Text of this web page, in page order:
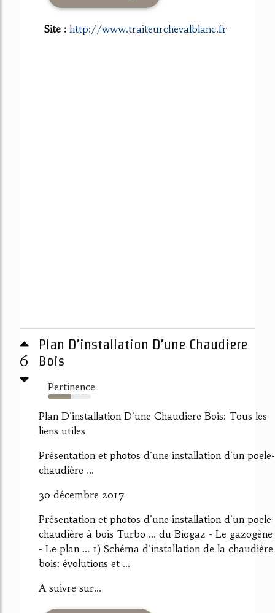
Site : http://www.traiteurchevalblanc.fr
6
Plan D’installation D’une Chaudiere
Bois
Pertinence
54%
Plan D'installation D'une Chaudiere Bois: Tous les
liens utiles
Présentation et photos d'une installation d'un poele-
chaudière ...
30 décembre 2017
Présentation et photos d'une installation d'un poele-
chaudière à bois Turbo ... du Biogaz - Le gazogène
- Le plan ... 1) Schéma d'installation de la chaudière
bois: évolutions et ...
A suivre sur...